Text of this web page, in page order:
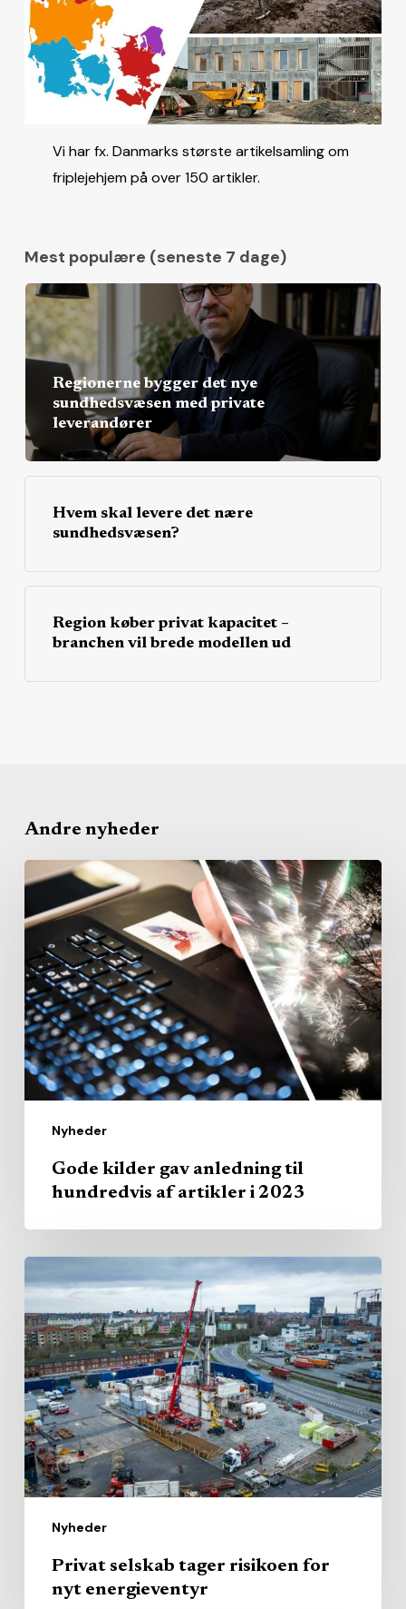
Vi har fx. Danmarks største artikelsamling om
friplejehjem på over 150 artikler.
Mest populære (seneste 7 dage)
Regionerne bygger det nye
sundhedsvæsen med private
leverandører
Hvem skal levere det nære
sundhedsvæsen?
Region køber privat kapacitet –
branchen vil brede modellen ud
Andre nyheder
Nyheder
Gode
gav
anledning
til
hundredvis
af
artikler
Gode kilder gav anledning til
hundredvis af artikler i 2023
Nyheder
selskab
tager
risikoen
for
nyt
energieventyr
Privat selskab tager risikoen for
nyt energieventyr